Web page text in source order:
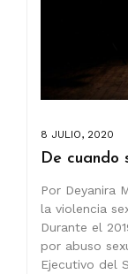
8 JULIO, 2020
De cuando
Por Deyanira
la violencia
Durante el
por abuso
Ejecutivo del